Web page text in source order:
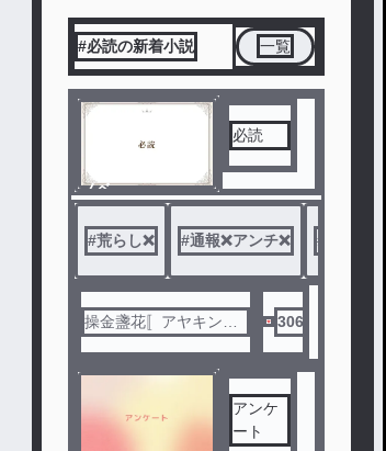
#必読の新着小説 一覧
ノベ
ル
必読
#荒らし❌️ #通報❌アンチ❌ #
操金盞花〚アヤキンカ
306
アンケ
ート